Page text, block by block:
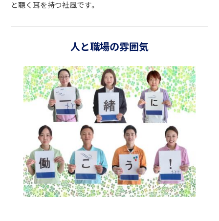
と聴く耳を持つ社風です。
人と職場の雰囲気